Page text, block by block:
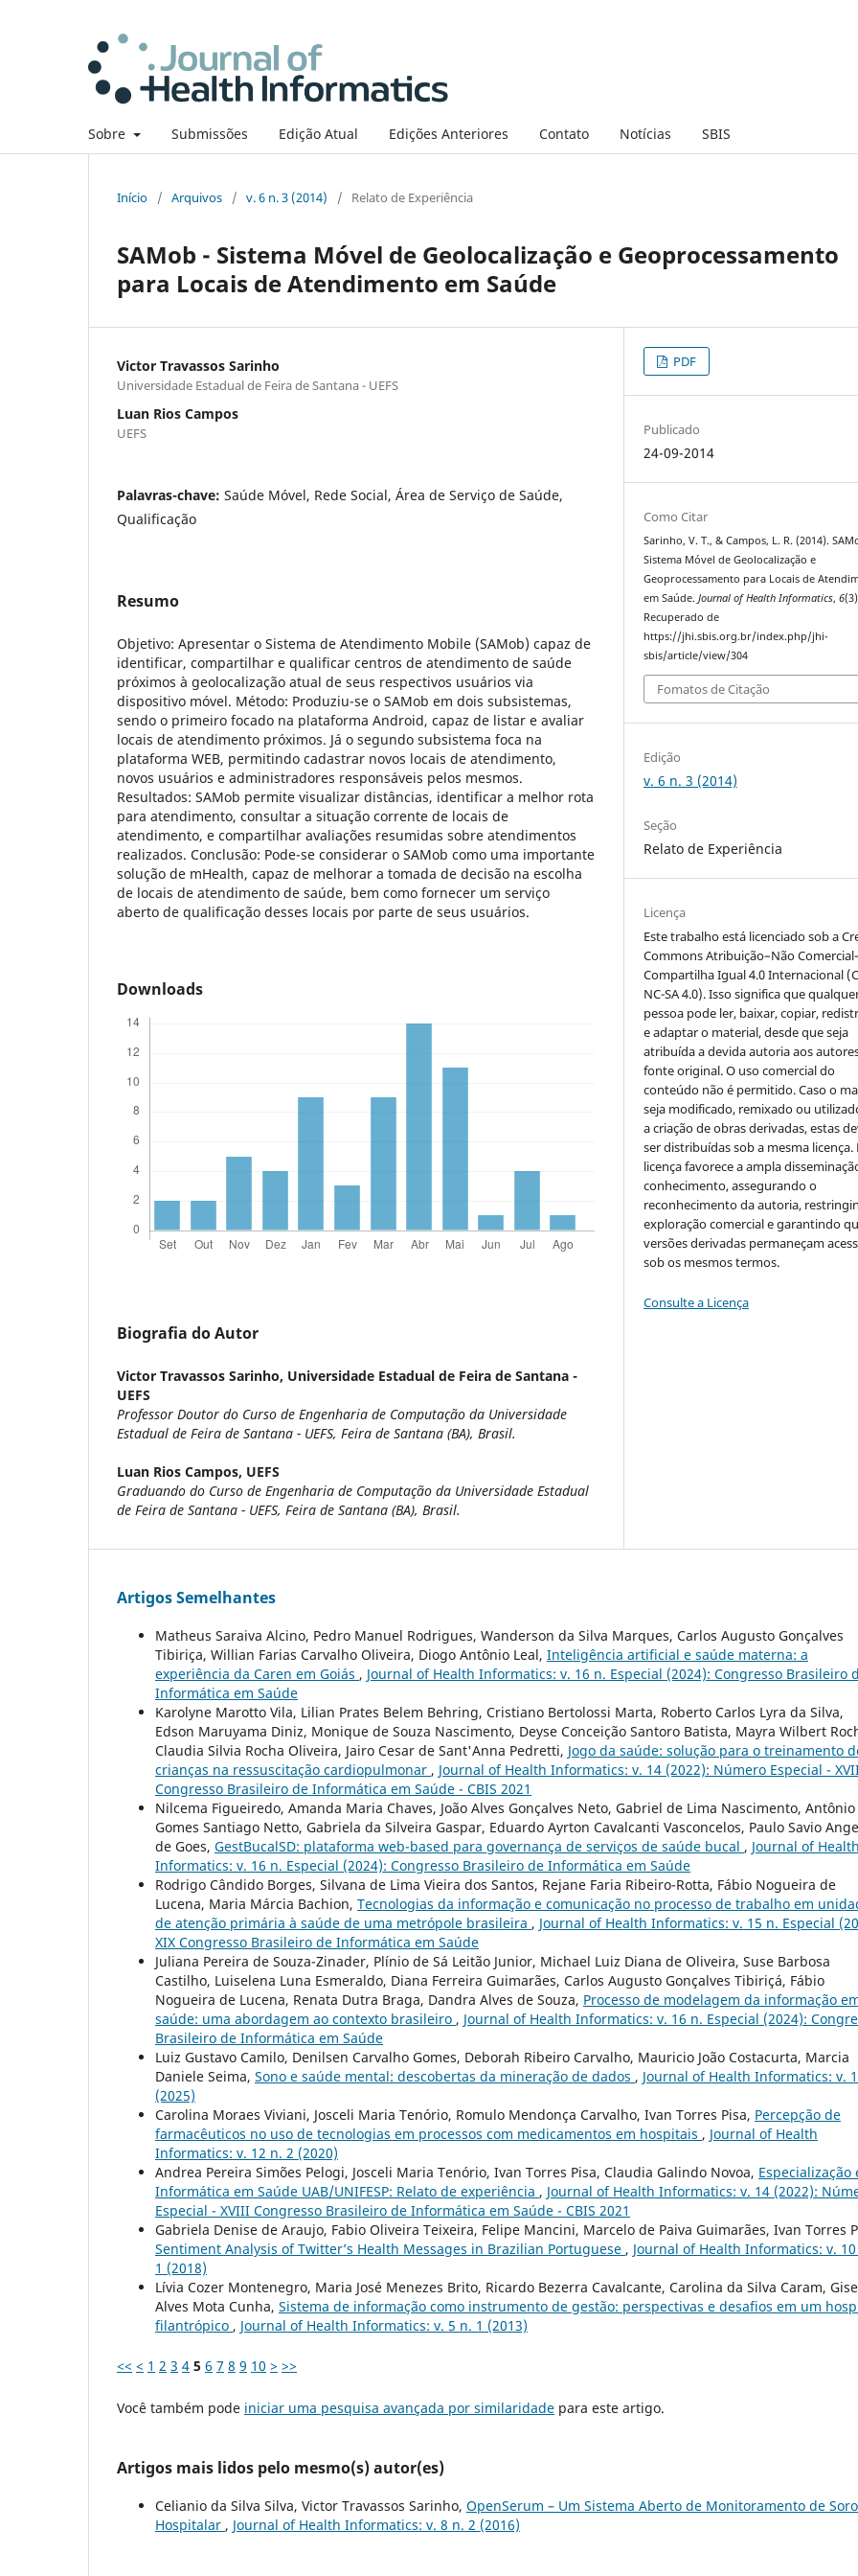
Sobre Submissões Edição Atual Edições Anteriores Contato Notícias SBIS
Início / Arquivos / v. 6 n. 3 (2014) / Relato de Experiência
SAMob - Sistema Móvel de Geolocalização e Geoprocessamento
para Locais de Atendimento em Saúde
Victor Travassos Sarinho
Universidade Estadual de Feira de Santana - UEFS
Luan Rios Campos
UEFS
Palavras-chave: Saúde Móvel, Rede Social, Área de Serviço de Saúde,
Qualificação
Resumo
Objetivo: Apresentar o Sistema de Atendimento Mobile (SAMob) capaz de
identificar, compartilhar e qualificar centros de atendimento de saúde
próximos à geolocalização atual de seus respectivos usuários via
dispositivo móvel. Método: Produziu-se o SAMob em dois subsistemas,
sendo o primeiro focado na plataforma Android, capaz de listar e avaliar
locais de atendimento próximos. Já o segundo subsistema foca na
plataforma WEB, permitindo cadastrar novos locais de atendimento,
novos usuários e administradores responsáveis pelos mesmos.
Resultados: SAMob permite visualizar distâncias, identificar a melhor rota
para atendimento, consultar a situação corrente de locais de
atendimento, e compartilhar avaliações resumidas sobre atendimentos
realizados. Conclusão: Pode-se considerar o SAMob como uma importante
solução de mHealth, capaz de melhorar a tomada de decisão na escolha
de locais de atendimento de saúde, bem como fornecer um serviço
aberto de qualificação desses locais por parte de seus usuários.
Downloads
Biografia do Autor
Victor Travassos Sarinho, Universidade Estadual de Feira de Santana -
UEFS
Professor Doutor do Curso de Engenharia de Computação da Universidade
Estadual de Feira de Santana - UEFS, Feira de Santana (BA), Brasil.
Luan Rios Campos, UEFS
Graduando do Curso de Engenharia de Computação da Universidade Estadual
de Feira de Santana - UEFS, Feira de Santana (BA), Brasil.
PDF
Publicado
24-09-2014
Como Citar
Sarinho, V. T., & Campos, L. R. (2014).
Sistema Móvel de Geolocalização e
Geoprocessamento para Locais de
em Saúde.Journal of Health Informatics,6
Recuperado de
https://jhi.sbis.org.br/index.php/jhi-
sbis/article/view/304
Fomatos de Citação
Edição
v. 6 n. 3 (2014)
Seção
Relato de Experiência
Licença
Este trabalho está licenciado sob a
Commons Atribuição–Não
Compartilha Igual 4.0 Internacional
NC-SA 4.0). Isso significa que
pessoa pode ler, baixar, copiar,
e adaptar o material, desde que seja
atribuída a devida autoria aos
fonte original. O uso comercial do
conteúdo não é permitido. Caso o
seja modificado, remixado ou
a criação de obras derivadas, estas
ser distribuídas sob a mesma licença.
licença favorece a ampla
conhecimento, assegurando o
reconhecimento da autoria,
exploração comercial e garantindo
versões derivadas permaneçam
sob os mesmos termos.
Consulte a Licença
Artigos Semelhantes
Matheus Saraiva Alcino, Pedro Manuel Rodrigues, Wanderson da Silva Marques, Carlos Augusto Gonçalves
Tibiriça, Willian Farias Carvalho Oliveira, Diogo Antônio Leal, Inteligência artificial e saúde materna: a
experiência da Caren em Goiás , Journal of Health Informatics: v. 16 n. Especial (2024): Congresso Brasileiro
Informática em Saúde
Karolyne Marotto Vila, Lilian Prates Belem Behring, Cristiano Bertolossi Marta, Roberto Carlos Lyra da Silva,
Edson Maruyama Diniz, Monique de Souza Nascimento, Deyse Conceição Santoro Batista, Mayra Wilbert
Claudia Silvia Rocha Oliveira, Jairo Cesar de Sant'Anna Pedretti, Jogo da saúde: solução para o treinamento
crianças na ressuscitação cardiopulmonar , Journal of Health Informatics: v. 14 (2022): Número Especial -
Congresso Brasileiro de Informática em Saúde - CBIS 2021
Nilcema Figueiredo, Amanda Maria Chaves, João Alves Gonçalves Neto, Gabriel de Lima Nascimento, Antônio
Gomes Santiago Netto, Gabriela da Silveira Gaspar, Eduardo Ayrton Cavalcanti Vasconcelos, Paulo Savio
de Goes, GestBucalSD: plataforma web-based para governança de serviços de saúde bucal , Journal of
Informatics: v. 16 n. Especial (2024): Congresso Brasileiro de Informática em Saúde
Rodrigo Cândido Borges, Silvana de Lima Vieira dos Santos, Rejane Faria Ribeiro-Rotta, Fábio Nogueira de
Lucena, Maria Márcia Bachion, Tecnologias da informação e comunicação no processo de trabalho em
de atenção primária à saúde de uma metrópole brasileira , Journal of Health Informatics: v. 15 n. Especial
XIX Congresso Brasileiro de Informática em Saúde
Juliana Pereira de Souza-Zinader, Plínio de Sá Leitão Junior, Michael Luiz Diana de Oliveira, Suse Barbosa
Castilho, Luiselena Luna Esmeraldo, Diana Ferreira Guimarães, Carlos Augusto Gonçalves Tibiriçá, Fábio
Nogueira de Lucena, Renata Dutra Braga, Dandra Alves de Souza, Processo de modelagem da informação
saúde: uma abordagem ao contexto brasileiro , Journal of Health Informatics: v. 16 n. Especial (2024):
Brasileiro de Informática em Saúde
Luiz Gustavo Camilo, Denilsen Carvalho Gomes, Deborah Ribeiro Carvalho, Mauricio João Costacurta, Marcia
Daniele Seima, Sono e saúde mental: descobertas da mineração de dados , Journal of Health Informatics: v.
(2025)
Carolina Moraes Viviani, Josceli Maria Tenório, Romulo Mendonça Carvalho, Ivan Torres Pisa, Percepção de
farmacêuticos no uso de tecnologias em processos com medicamentos em hospitais , Journal of Health
Informatics: v. 12 n. 2 (2020)
Andrea Pereira Simões Pelogi, Josceli Maria Tenório, Ivan Torres Pisa, Claudia Galindo Novoa, Especialização
Informática em Saúde UAB/UNIFESP: Relato de experiência , Journal of Health Informatics: v. 14 (2022):
Especial - XVIII Congresso Brasileiro de Informática em Saúde - CBIS 2021
Gabriela Denise de Araujo, Fabio Oliveira Teixeira, Felipe Mancini, Marcelo de Paiva Guimarães, Ivan Torres
Sentiment Analysis of Twitter’s Health Messages in Brazilian Portuguese , Journal of Health Informatics: v.
1 (2018)
Lívia Cozer Montenegro, Maria José Menezes Brito, Ricardo Bezerra Cavalcante, Carolina da Silva Caram,
Alves Mota Cunha, Sistema de informação como instrumento de gestão: perspectivas e desafios em um
filantrópico , Journal of Health Informatics: v. 5 n. 1 (2013)
<< < 1 2 3 4 5 6 7 8 9 10 > >>
Você também pode iniciar uma pesquisa avançada por similaridade para este artigo.
Artigos mais lidos pelo mesmo(s) autor(es)
Celianio da Silva Silva, Victor Travassos Sarinho, OpenSerum – Um Sistema Aberto de Monitoramento de Soro
Hospitalar , Journal of Health Informatics: v. 8 n. 2 (2016)